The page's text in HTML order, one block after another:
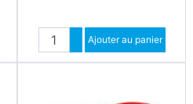
Quantité
Augmenter quantité
Diminuer quantité
Ajouter au panier